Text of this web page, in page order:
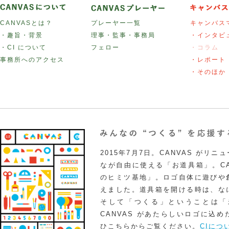
CANVASとは？
・趣旨・背景
・CI について
事務所へのアクセス
プレーヤー一覧
理事・監事・事務局
フェロー
キャンバス
・インタビ
・コラム
・レポート
・そのほか
2015年7月7日。CANVAS がリニュ
なが自由に使える「お道具箱」。
のヒミツ基地」。ロゴ自体に遊び
えました。道具箱を開ける時は、
そして「つくる」ということは
CANVAS があたらしいロゴに込め
ひこちらからご覧ください。 CIにつ